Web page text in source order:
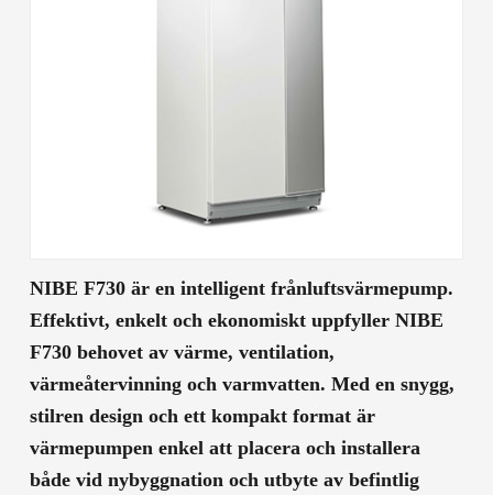
NIBE F730 är en intelligent frånluftsvärmepump.
Effektivt, enkelt och ekonomiskt uppfyller NIBE
F730 behovet av värme, ventilation,
värmeåtervinning och varmvatten. Med en snygg,
stilren design och ett kompakt format är
värmepumpen enkel att placera och installera
både vid nybyggnation och utbyte av befintlig